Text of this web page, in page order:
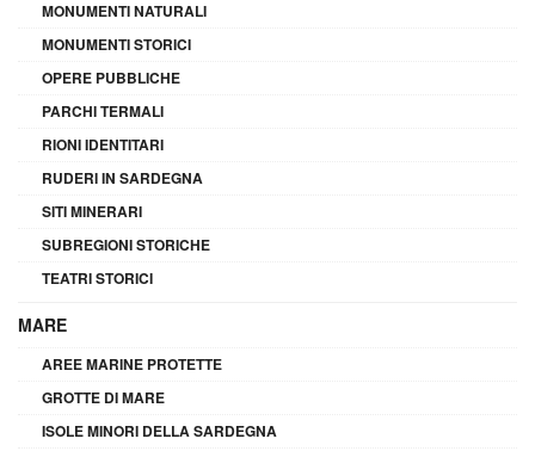
MONUMENTI NATURALI
MONUMENTI STORICI
OPERE PUBBLICHE
PARCHI TERMALI
RIONI IDENTITARI
RUDERI IN SARDEGNA
SITI MINERARI
SUBREGIONI STORICHE
TEATRI STORICI
MARE
AREE MARINE PROTETTE
GROTTE DI MARE
ISOLE MINORI DELLA SARDEGNA